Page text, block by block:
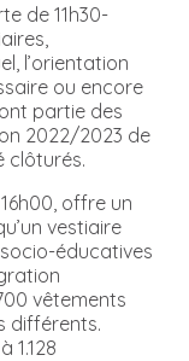
de 11h30-
l’orientation
ou encore
partie des
2022/2023 de
clôturés.
offre un
vestiaire
éducatives
vêtements
différents.
1.128